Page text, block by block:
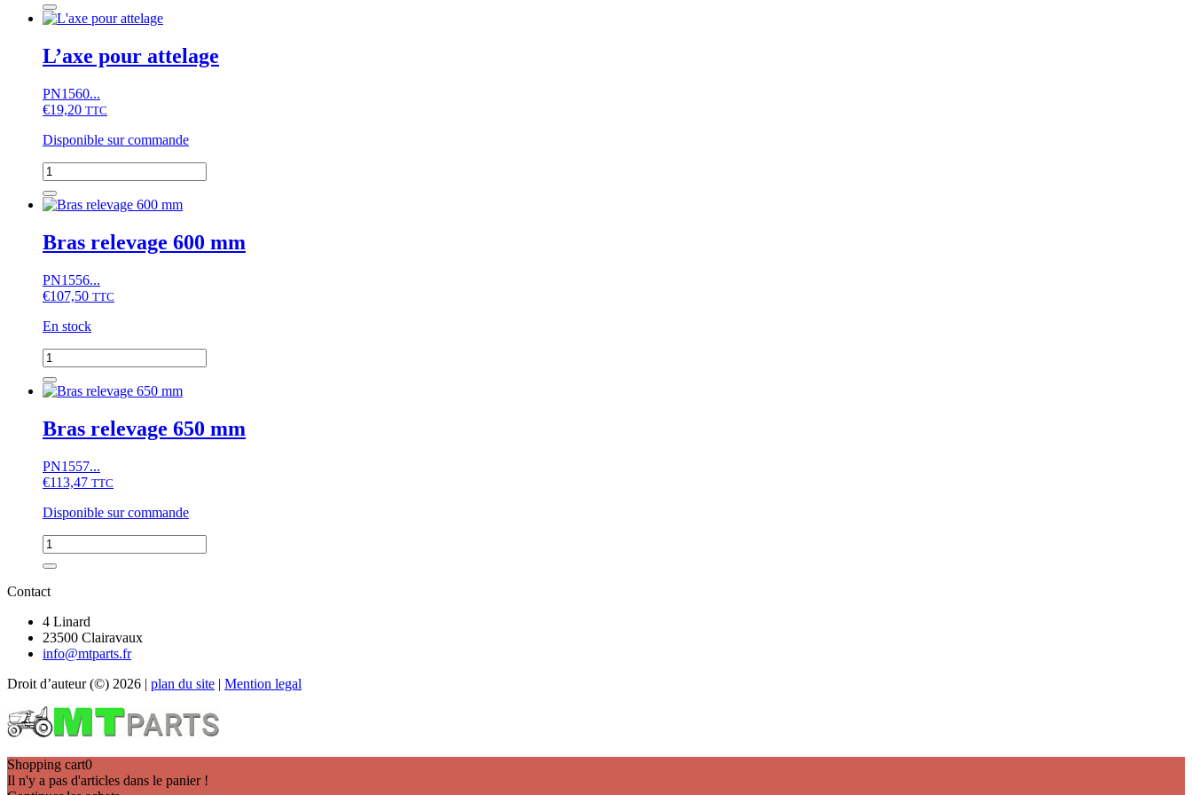
Rotule
d'attelage
catégorie
2
L’axe pour attelage
PN1560...
€19,20 TTC
Disponible sur commande
quantité
de
L'axe
attelage
Bras relevage 600 mm
PN1556...
€107,50 TTC
En stock
quantité
de
Bras
600
mm
Bras relevage 650 mm
PN1557...
€113,47 TTC
Disponible sur commande
quantité
de
Bras
relevage
mm
Contact
4 Linard
23500 Clairavaux
info@mtparts.fr
Droit d’auteur (©) 2026 | plan du site | Mention legal
Shopping cart0
Il n'y a pas d'articles dans le panier !